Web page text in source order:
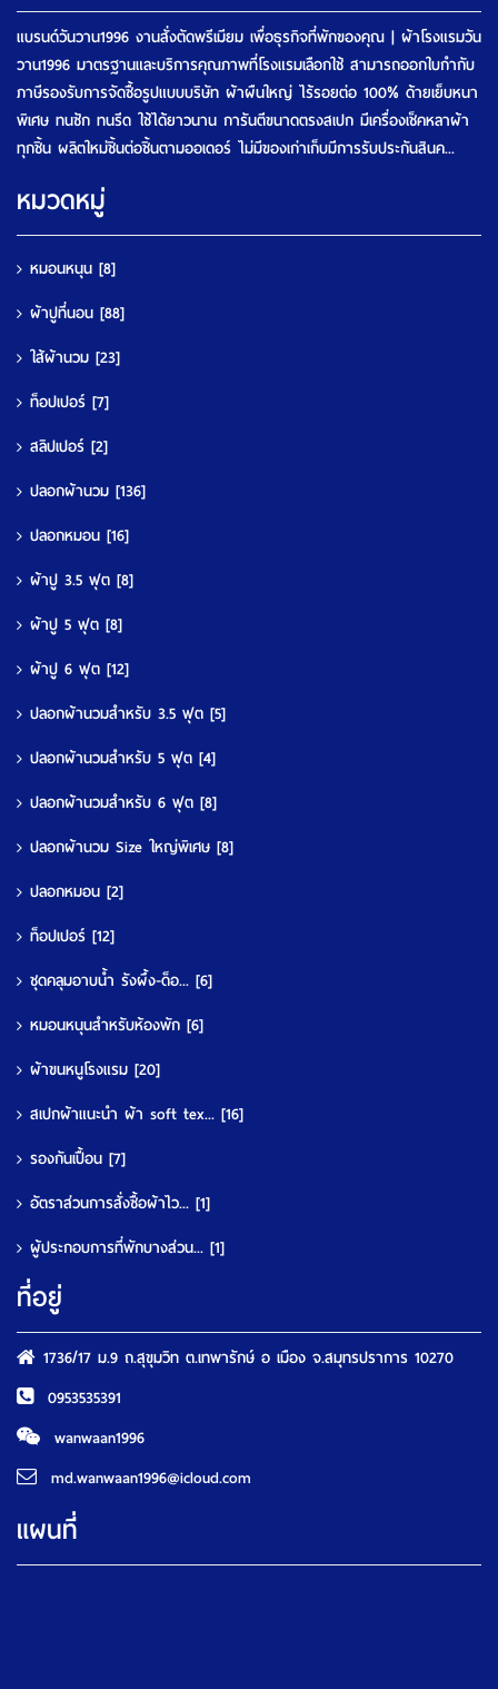
แบรนด์วันวาน1996 งานสั่งตัดพรีเมียม เพื่อธุรกิจที่พักของคุณ | ผ้าโรงแรมวัน
วาน1996 มาตรฐานและบริการคุณภาพที่โรงแรมเลือกใช้ สามารถออกใบกำกับ
ภาษีรองรับการจัดซื้อรูปแบบบริษัท ผ้าผืนใหญ่ ไร้รอยต่อ 100% ด้ายเย็บหนา
พิเศษ ทนซัก ทนรีด ใช้ได้ยาวนาน การันตีขนาดตรงสเปก มีเครื่องเช็คหลาผ้า
ทุกชิ้น ผลิตใหม่ชิ้นต่อชิ้นตามออเดอร์ ไม่มีของเก่าเก็บมีการรับประกันสินค...
หมวดหมู่
หมอนหนุน [8]
ผ้าปูที่นอน [88]
ใส้ผ้านวม [23]
ท็อปเปอร์ [7]
สลิปเปอร์ [2]
ปลอกผ้านวม [136]
ปลอกหมอน [16]
ผ้าปู 3.5 ฟุต [8]
ผ้าปู 5 ฟุต [8]
ผ้าปู 6 ฟุต [12]
ปลอกผ้านวมสำหรับ 3.5 ฟุต [5]
ปลอกผ้านวมสำหรับ 5 ฟุต [4]
ปลอกผ้านวมสำหรับ 6 ฟุต [8]
ปลอกผ้านวม Size ใหญ่พิเศษ [8]
ปลอกหมอน [2]
ท็อปเปอร์ [12]
ชุดคลุมอาบน้ำ รังผึ้ง-ด็อ... [6]
หมอนหนุนสำหรับห้องพัก [6]
ผ้าขนหนูโรงแรม [20]
สเปกผ้าแนะนำ ผ้า soft tex... [16]
รองกันเปื้อน [7]
อัตราส่วนการสั่งซื้อผ้าไว... [1]
ผู้ประกอบการที่พักบางส่วน... [1]
ที่อยู่
1736/17 ม.9 ถ.สุขุมวิท ต.เทพารักษ์ อ เมือง จ.สมุทรปราการ 10270
0953535391
wanwaan1996
md.wanwaan1996@icloud.com
แผนที่